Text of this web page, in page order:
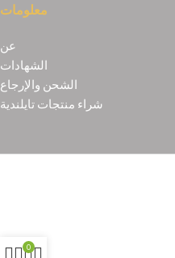
معلومات
عن
الشهادات
الشحن والإرجاع
شراء منتجات تايلندية
0